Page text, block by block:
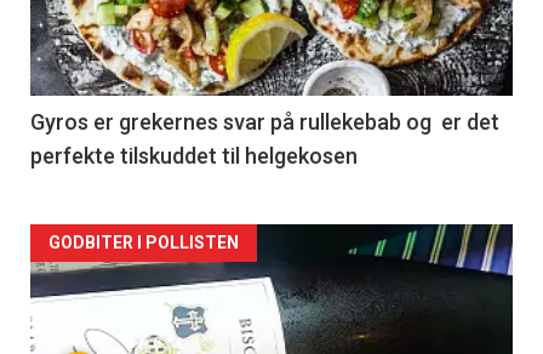
nå
-
2
Gyros er grekernes svar på rullekebab og er det
perfekte tilskuddet til helgekosen
Forsiden
akkurat
GODBITER I POLLISTEN